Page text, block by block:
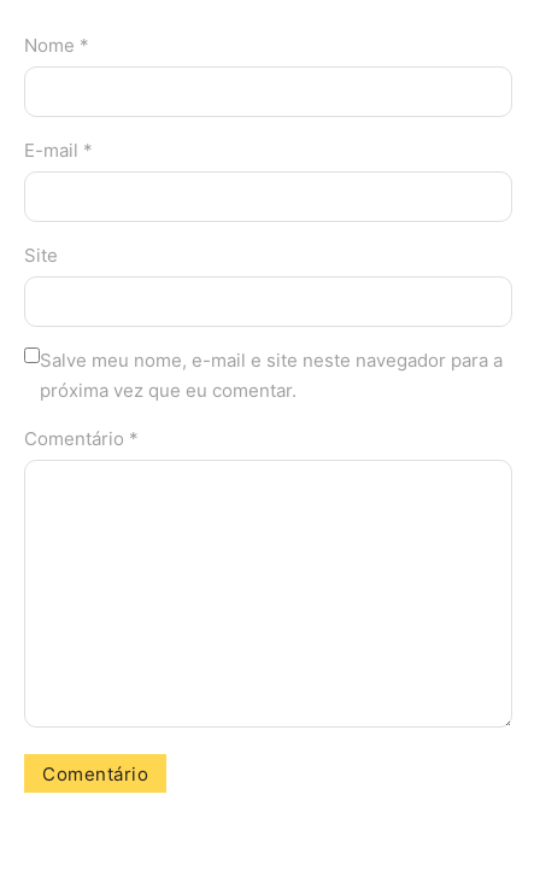
Nome *
E-mail *
Site
Salve meu nome, e-mail e site neste navegador para a
próxima vez que eu comentar.
Comentário *